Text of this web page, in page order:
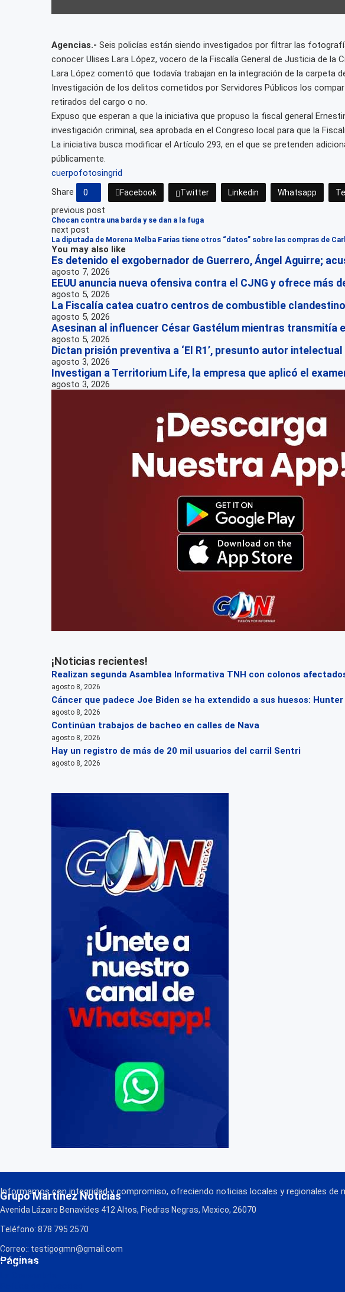
Agencias.- Seis policías están siendo investigados por filtrar las
conocer Ulises Lara López, vocero de la Fiscalía General de Justicia de la
Lara López comentó que todavía trabajan en la integración de la carpeta
Investigación de los delitos cometidos por Servidores Públicos los
retirados del cargo o no.
Expuso que esperan a que la iniciativa que propuso la fiscal general
investigación criminal, sea aprobada en el Congreso local para que la
La iniciativa busca modificar el Artículo 293, en el que se pretenden
públicamente.
cuerpofotosingrid
Share
0 Facebook Twitter Linkedin Whatsapp
previous post
Chocan contra una barda y se dan a la fuga
next post
La diputada de Morena Melba Farias tiene otros “datos” sobre las compras de
You may also like
Es detenido el exgobernador de Guerrero, Ángel Aguirre;
agosto 7, 2026
EEUU anuncia nueva ofensiva contra el CJNG y ofrece más
agosto 5, 2026
La Fiscalía catea cuatro centros de combustible
agosto 5, 2026
Asesinan al influencer César Gastélum mientras transmitía
agosto 5, 2026
Dictan prisión preventiva a ‘El R1’, presunto autor
agosto 3, 2026
Investigan a Territorium Life, la empresa que aplicó el
agosto 3, 2026
¡Noticias recientes!
Realizan segunda Asamblea Informativa TNH con colonos
agosto 8, 2026
Cáncer que padece Joe Biden se ha extendido a sus huesos: Hunter
agosto 8, 2026
Continúan trabajos de bacheo en calles de Nava
agosto 8, 2026
Hay un registro de más de 20 mil usuarios del carril Sentri
agosto 8, 2026
Grupo Martínez Noticias
Informamos con integridad y compromiso, ofreciendo noticias locales y regionales de
Avenida Lázaro Benavides 412 Altos, Piedras Negras, Mexico, 26070
Teléfono: 878 795 2570
Correo:: testigogmn@gmail.com
Páginas
¡Descarga nuestra App!
FM Globo